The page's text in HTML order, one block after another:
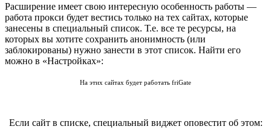
Расширение имеет свою интересную особенность работы —
работа прокси будет вестись только на тех сайтах, которые
занесены в специальный список. Т.е. все те ресурсы, на
которых вы хотите сохранить анонимность (или
заблокированы) нужно занести в этот список. Найти его
можно в «Настройках»:
На этих сайтах будет работать friGate
Если сайт в списке, специальный виджет оповестит об этом: